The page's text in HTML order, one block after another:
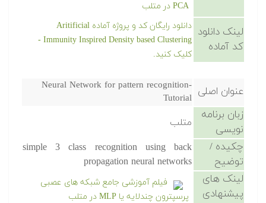
PCA در متلب
لینک دانلود
کد آماده
دانلود رایگان کد و پروژه آماده Aritificial
Immunity Inspired Density based Clustering -
کلیک کنید.
عنوان اصلی Neural Network for pattern recognition-
Tutorial
زبان برنامه
نویسی
متلب
چکیده /
توضیح
simple 3 class recognition using back
propagation neural networks
لینک های
پیشنهادی
فیلم آموزشی جامع شبکه های عصبی
پرسپترون چندلایه یا MLP در متلب